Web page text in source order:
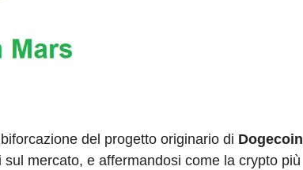
del progetto originario di Dogecoin
mercato, e affermandosi come la crypto più